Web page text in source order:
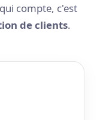
compte, c'est
de clients.